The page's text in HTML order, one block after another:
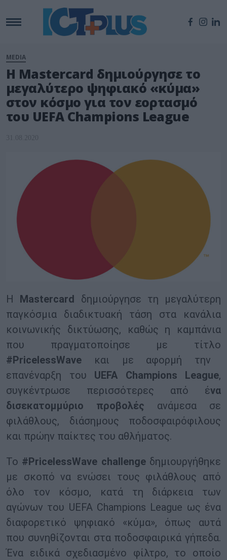
MEDIA
H Mastercard δημιούργησε το
μεγαλύτερο ψηφιακό «κύμα»
στον κόσμο για τον εορτασμό
του UEFA Champions League
31.08.2020
Η Mastercard
δημιούργησε τη μεγαλύτερη
παγκόσμια διαδικτυακή τάση στα κανάλια
κοινωνικής δικτύωσης, καθώς η καμπάνια
που πραγματοποίησε με τίτλο
#PricelessWave και με αφορμή την
επανέναρξη του UEFA Champions League,
συγκέντρωσε περισσότερες από ένα
δισεκατομμύριο προβολές ανάμεσα σε
φιλάθλους, διάσημους ποδοσφαιρόφιλους
και πρώην παίκτες του αθλήματος.
Το #PricelessWave challengeδημιουργήθηκε
με σκοπό να ενώσει τους φιλάθλους από
όλο τον κόσμο, κατά τη διάρκεια των
αγώνων του UEFA Champions League ως ένα
διαφορετικό ψηφιακό «κύμα», όπως αυτά
που συνηθίζονται στα ποδοσφαιρικά γήπεδα.
Ένα ειδικά σχεδιασμένο φίλτρο, το οποίο